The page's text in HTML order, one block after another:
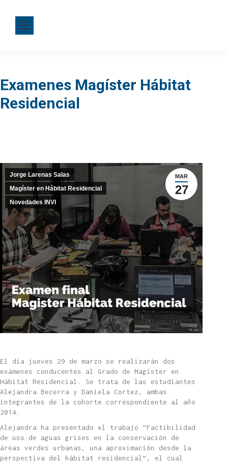
Examenes Magíster Hábitat
Residencial
MAR
27
Jorge Larenas Salas
Magíster en Hábitat Residencial
Novedades INVI
El día jueves 29 de marzo se realizarán dos
exámenes conducentes al Grado de Magíster en
Hábitat Residencial. Se trata de las estudiantes
Alejandra Becerra y Daniela Cortez, ambas
integrantes de la cohorte correspondiente al año
2014.
Alejandra ha presentado el trabajo “Factibilidad
de uso de aguas grises en la conservación de
áreas verdes urbanas, una aproximación desde la
perspectiva del hábitat residencial”, el cual